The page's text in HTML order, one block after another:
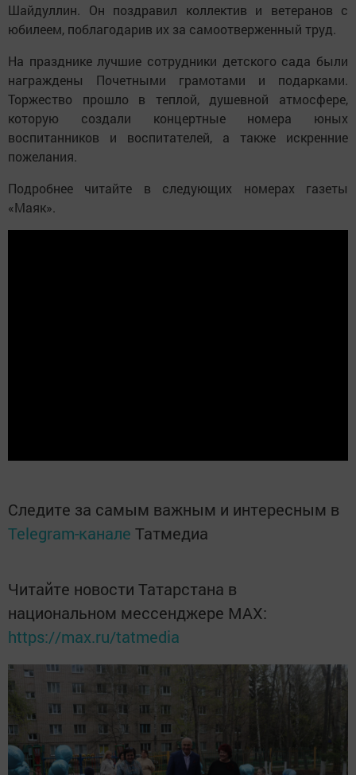
Шайдуллин. Он поздравил коллектив и ветеранов с
юбилеем, поблагодарив их за самоотверженный труд.
На празднике лучшие сотрудники детского сада были
награждены Почетными грамотами и подарками.
Торжество прошло в теплой, душевной атмосфере,
которую создали концертные номера юных
воспитанников и воспитателей, а также искренние
пожелания.
Подробнее читайте в следующих номерах газеты
«Маяк».
Следите за самым важным и интересным в
Telegram-канале Татмедиа
Читайте новости Татарстана в
национальном мессенджере MАХ:
https://max.ru/tatmedia